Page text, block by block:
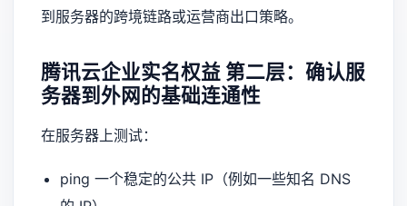
到服务器的跨境链路或运营商出口策略。
腾讯云企业实名权益 第二层：确认服
务器到外网的基础连通性
在服务器上测试：
ping 一个稳定的公共 IP（例如一些知名 DNS